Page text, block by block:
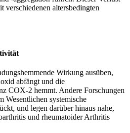
verschiedenen altersbedingten
Wirkung ausüben,
abfängt und die
COX-2 hemmt. Andere Forschungen
Wesentlichen systemische
und legen darüber hinaus nahe,
und rheumatoider Arthritis